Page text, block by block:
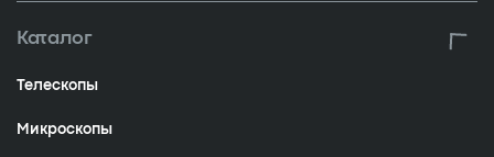
Каталог
Телескопы
Микроскопы